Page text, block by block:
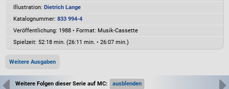
Illustration: Dietrich Lange
Katalognummer: 833 994-4
Veröffentlichung: 1988 • Format: Musik-Cassette
Spielzeit: 52:18 min. (26:11 min. • 26:07 min.)
Weitere Ausgaben
Weitere Folgen dieser Serie auf MC: